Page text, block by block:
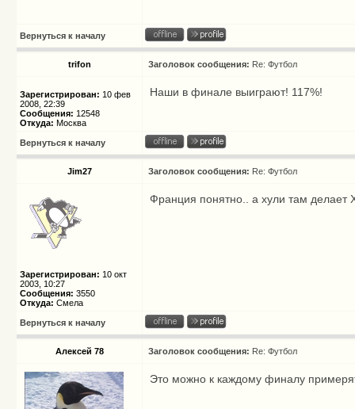
Вернуться к началу
trifon Заголовок сообщения: Re: Футбол
Зарегистрирован: 10 фев
2008, 22:39
Сообщения: 12548
Откуда: Москва
Наши в финале выиграют! 117%!
Вернуться к началу
Jim27 Заголовок сообщения: Re: Футбол
Зарегистрирован: 10 окт
2003, 10:27
Сообщения: 3550
Откуда: Смела
Франция понятно.. а хули там делает
Вернуться к началу
Алексей 78 Заголовок сообщения: Re: Футбол
Это можно к каждому финалу